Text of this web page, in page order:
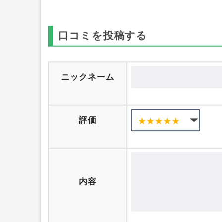
Android版のクラゲ育成（クラゲの大き
口コミを投稿する
ニックネーム